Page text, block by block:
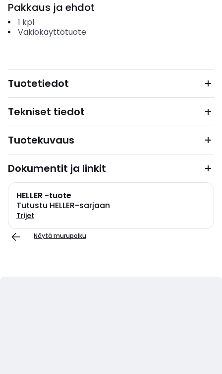
Pakkaus ja ehdot
1 kpl
Vakiokäyttötuote
Tuotetiedot
Tekniset tiedot
Tuotekuvaus
Dokumentit ja linkit
HELLER -tuote
Tutustu HELLER-sarjaan
Trijet
Näytä murupolku